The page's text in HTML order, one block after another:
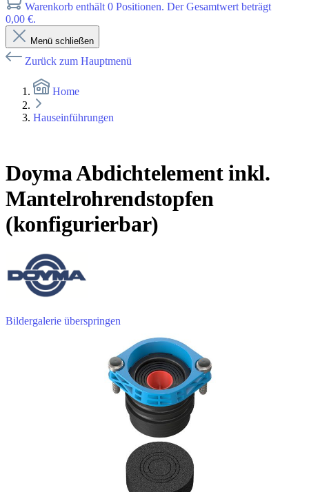
Warenkorb enthält 0 Positionen. Der Gesamtwert beträgt
0,00 €.
Menü schließen
Zurück zum Hauptmenü
Home
Hauseinführungen
Doyma Abdichtelement inkl.
Mantelrohrendstopfen
(konfigurierbar)
Bildergalerie überspringen